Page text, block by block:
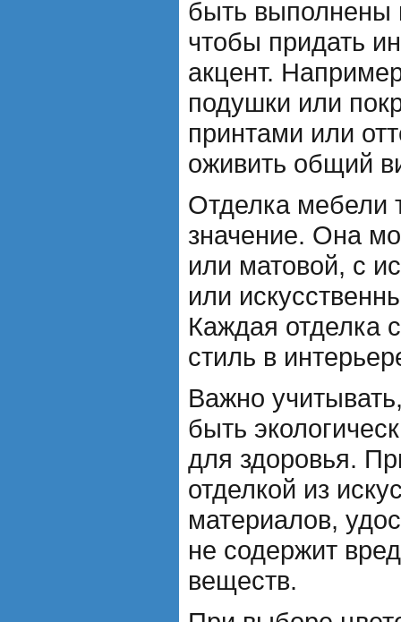
быть выполнены
чтобы придать
акцент.
подушки или
принтами или
оживить общий
Отделка мебели
значение. Она
или матовой, с
или
Каждая отделка
стиль в
Важно
быть
для здоровья.
отделкой из
материалов,
не содержит
веществ.